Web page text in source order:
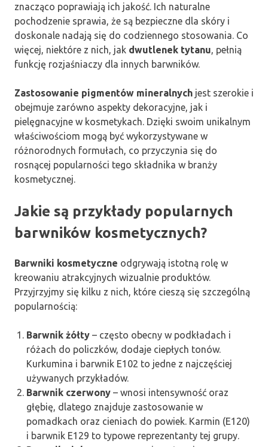
znacząco poprawiają ich jakość. Ich naturalne
pochodzenie sprawia, że są bezpieczne dla skóry i
doskonale nadają się do codziennego stosowania. Co
więcej, niektóre z nich, jak dwutlenek tytanu, pełnią
funkcję rozjaśniaczy dla innych barwników.
Zastosowanie pigmentów mineralnych jest szerokie i
obejmuje zarówno aspekty dekoracyjne, jak i
pielęgnacyjne w kosmetykach. Dzięki swoim unikalnym
właściwościom mogą być wykorzystywane w
różnorodnych formułach, co przyczynia się do
rosnącej popularności tego składnika w branży
kosmetycznej.
Jakie są przykłady popularnych
barwników kosmetycznych?
Barwniki kosmetyczne odgrywają istotną rolę w
kreowaniu atrakcyjnych wizualnie produktów.
Przyjrzyjmy się kilku z nich, które cieszą się szczególną
popularnością:
Barwnik żółty – często obecny w podkładach i
różach do policzków, dodaje ciepłych tonów.
Kurkumina i barwnik E102 to jedne z najczęściej
używanych przykładów.
Barwnik czerwony – wnosi intensywność oraz
głębię, dlatego znajduje zastosowanie w
pomadkach oraz cieniach do powiek. Karmin (E120)
i barwnik E129 to typowe reprezentanty tej grupy.